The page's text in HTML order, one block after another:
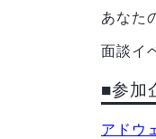
あなた
面談イ
■参加
アドウ